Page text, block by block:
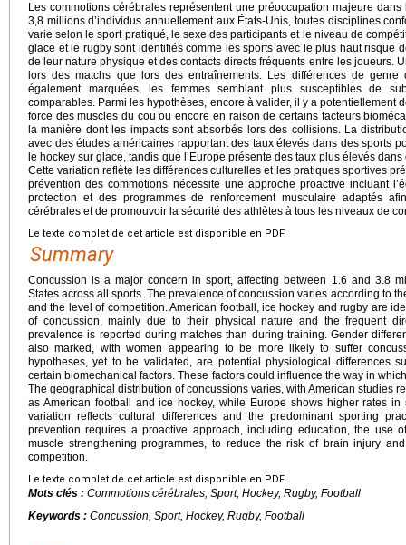
Les commotions cérébrales représentent une préoccupation majeure
3,8 millions d’individus annuellement aux États-Unis, toutes disciplines
varie selon le sport pratiqué, le sexe des participants et le niveau de
glace et le rugby sont identifiés comme les sports avec le plus haut risque
de leur nature physique et des contacts directs fréquents entre les joueurs.
lors des matchs que lors des entraînements. Les différences de genre
également marquées, les femmes semblant plus susceptibles de
comparables. Parmi les hypothèses, encore à valider, il y a potentiellement
force des muscles du cou ou encore en raison de certains facteurs
la manière dont les impacts sont absorbés lors des collisions. La
avec des études américaines rapportant des taux élevés dans des sports
le hockey sur glace, tandis que l’Europe présente des taux plus élevés
Cette variation reflète les différences culturelles et les pratiques sportives
prévention des commotions nécessite une approche proactive incluant
protection et des programmes de renforcement musculaire adaptés
cérébrales et de promouvoir la sécurité des athlètes à tous les niveaux de
Le texte complet de cet article est disponible en PDF.
Summary
Concussion is a major concern in sport, affecting between 1.6 and 3.8
States across all sports. The prevalence of concussion varies according to
and the level of competition. American football, ice hockey and rugby are
of concussion, mainly due to their physical nature and the frequent
prevalence is reported during matches than during training. Gender
also marked, with women appearing to be more likely to suffer
hypotheses, yet to be validated, are potential physiological differences
certain biomechanical factors. These factors could influence the way in
The geographical distribution of concussions varies, with American studies
as American football and ice hockey, while Europe shows higher rates
variation reflects cultural differences and the predominant sporting
prevention requires a proactive approach, including education, the use
muscle strengthening programmes, to reduce the risk of brain injury
competition.
Le texte complet de cet article est disponible en PDF.
Mots clés : Commotions cérébrales, Sport, Hockey, Rugby, Football
Keywords : Concussion, Sport, Hockey, Rugby, Football